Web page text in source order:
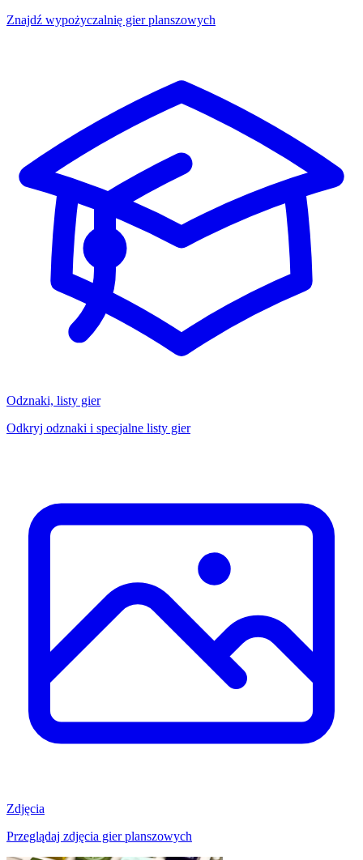
Znajdź wypożyczalnię gier planszowych
Odznaki, listy gier
Odkryj odznaki i specjalne listy gier
Zdjęcia
Przeglądaj zdjęcia gier planszowych